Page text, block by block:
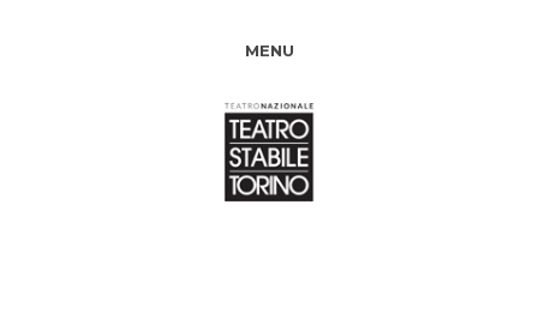
MENU